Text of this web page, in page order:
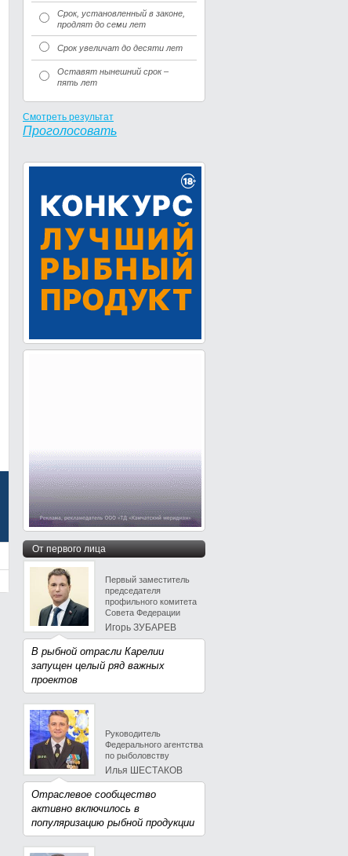
Срок, установленный в законе,
продлят до семи лет
Срок увеличат до десяти лет
Оставят нынешний срок –
пять лет
Смотреть результат
Проголосовать
От первого лица
Первый заместитель
председателя
профильного комитета
Совета Федерации
Игорь ЗУБАРЕВ
В рыбной отрасли Карелии
запущен целый ряд важных
проектов
Руководитель
Федерального агентства
по рыболовству
Илья ШЕСТАКОВ
Отраслевое сообщество
активно включилось в
популяризацию рыбной продукции